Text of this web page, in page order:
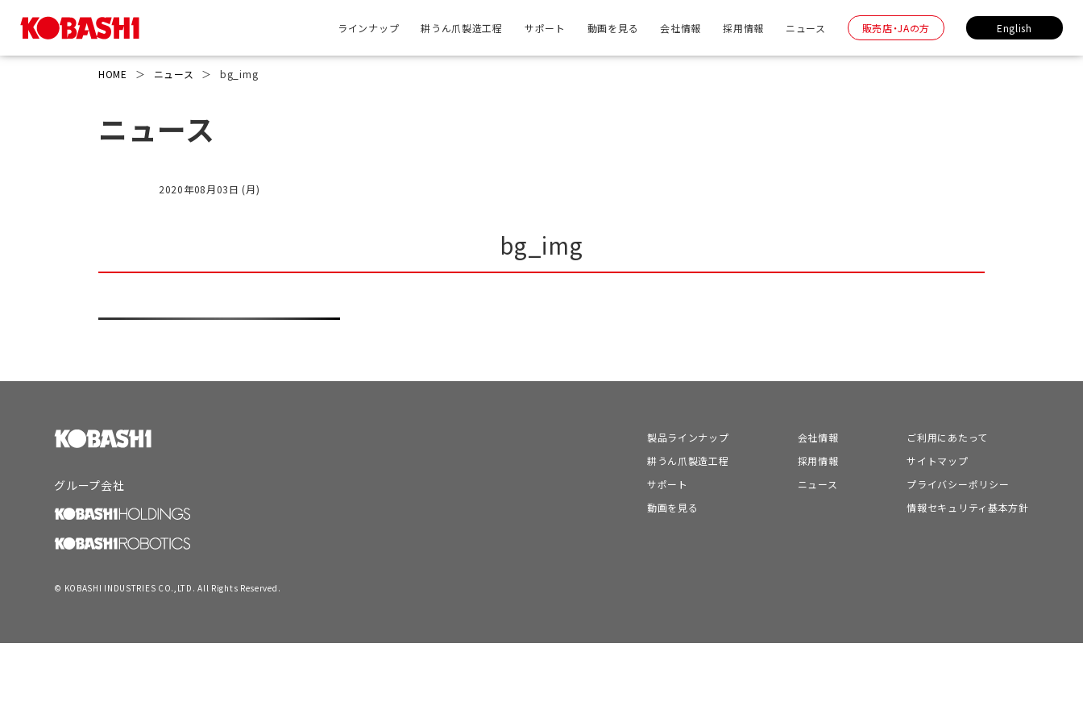
ラインナップ 耕うん爪製造工程 サポート 動画を見る 会社情報 採用情報 ニュース 販売店・JAの方 English
HOME ＞ ニュース ＞ bg_img
ニュース
2020年08月03日 (月)
bg_img
グループ会社
製品ラインナップ
耕うん爪製造工程
サポート
動画を見る
会社情報
採用情報
ニュース
ご利用にあたって
サイトマップ
プライバシーポリシー
情報セキュリティ基本方針
© KOBASHI INDUSTRIES CO.,LTD. All Rights Reserved.